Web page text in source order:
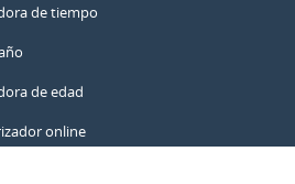
de tiempo
de edad
online